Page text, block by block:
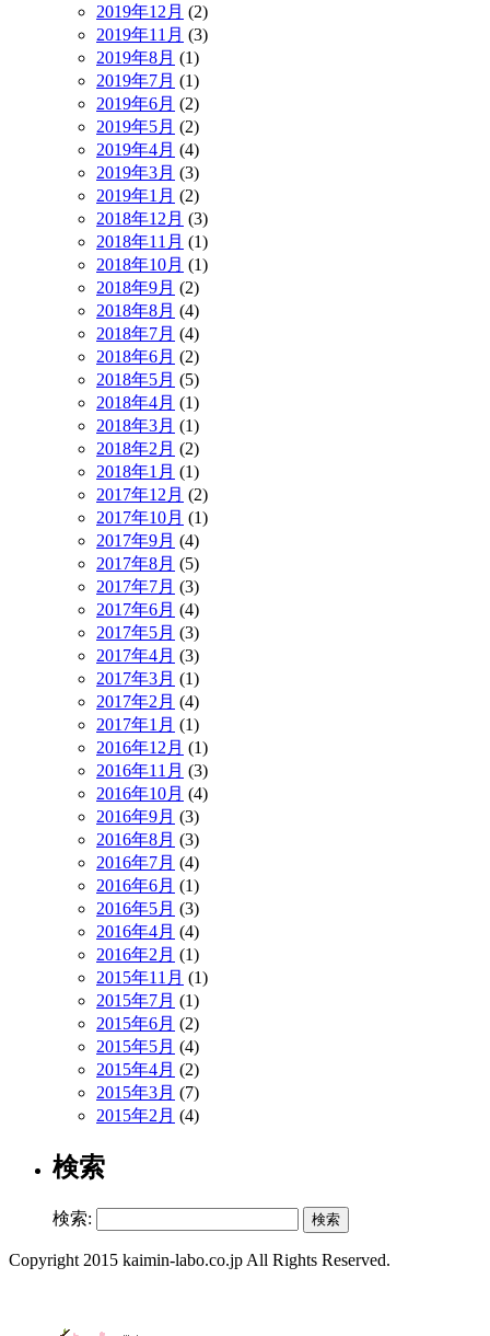
2019年12月 (2)
2019年11月 (3)
2019年8月 (1)
2019年7月 (1)
2019年6月 (2)
2019年5月 (2)
2019年4月 (4)
2019年3月 (3)
2019年1月 (2)
2018年12月 (3)
2018年11月 (1)
2018年10月 (1)
2018年9月 (2)
2018年8月 (4)
2018年7月 (4)
2018年6月 (2)
2018年5月 (5)
2018年4月 (1)
2018年3月 (1)
2018年2月 (2)
2018年1月 (1)
2017年12月 (2)
2017年10月 (1)
2017年9月 (4)
2017年8月 (5)
2017年7月 (3)
2017年6月 (4)
2017年5月 (3)
2017年4月 (3)
2017年3月 (1)
2017年2月 (4)
2017年1月 (1)
2016年12月 (1)
2016年11月 (3)
2016年10月 (4)
2016年9月 (3)
2016年8月 (3)
2016年7月 (4)
2016年6月 (1)
2016年5月 (3)
2016年4月 (4)
2016年2月 (1)
2015年11月 (1)
2015年7月 (1)
2015年6月 (2)
2015年5月 (4)
2015年4月 (2)
2015年3月 (7)
2015年2月 (4)
検索
検索:
Copyright 2015 kaimin-labo.co.jp All Rights Reserved.